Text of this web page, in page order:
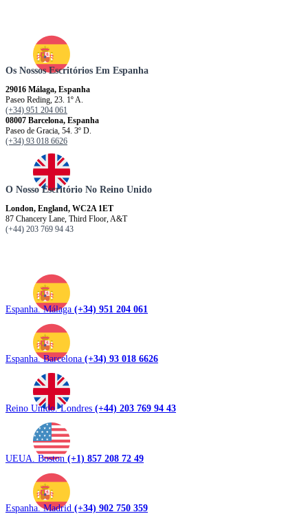
Os Nossos Escritórios Em Espanha
29016 Málaga, Espanha
Paseo Reding, 23. 1º A.
(+34) 951 204 061
08007 Barcelona, ​​​​​Espanha
Paseo de Gracia, 54. 3º D.
(+34) 93 018 6626
O Nosso Escritório No Reino Unido
London, England, WC2A 1ET
87 Chancery Lane, Third Floor, A&T
(+44) 203 769 94 43
Espanha. Málaga (+34) 951 204 061
Espanha. Barcelona (+34) 93 018 6626
Reino Unido. Londres (+44) 203 769 94 43
UEUA. Boston (+1) 857 208 72 49
Espanha. Madrid (+34) 902 750 359